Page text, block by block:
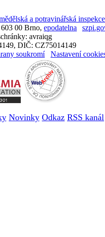
a potravinářská
00 Brno, epodatelna
avraiqg
DIČ: CZ75014149
soukromí
Nastavení
Novinky Odkaz RSS kanál